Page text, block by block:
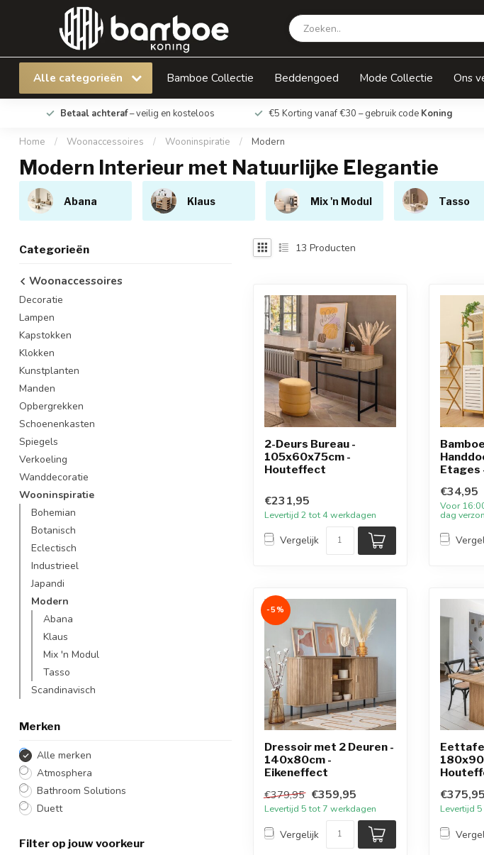
Alle categorieën Bamboe Collectie Beddengoed Mode Collectie Ons
Betaal achteraf– veilig en kosteloos €5 Korting vanaf €30 – gebruik code Koning
Home / Woonaccessoires / Wooninspiratie / Modern
Modern Interieur met Natuurlijke Elegantie
Abana Klaus Mix 'n Modul Tasso
Categorieën
Woonaccessoires
Decoratie
Lampen
Kapstokken
Klokken
Kunstplanten
Manden
Opbergrekken
Schoenenkasten
Spiegels
Verkoeling
Wanddecoratie
Wooninspiratie
Bohemian
Botanisch
Eclectisch
Industrieel
Japandi
Modern
Abana
Klaus
Mix 'n Modul
Tasso
Scandinavisch
Merken
Alle merken
Atmosphera
Bathroom Solutions
Duett
Filter op jouw voorkeur
13 Producten
2-Deurs Bureau -
105x60x75cm -
Houteffect
€231,95
Levertijd 2 tot 4 werkdagen
Vergelijk
Bamboe
Etages
€34,95
Voor
dag
-5%
Dressoir met 2 Deuren -
140x80cm -
Eikeneffect
€379,95 €359,95
Levertijd 5 tot 7 werkdagen
Vergelijk
€375,95
Levertijd